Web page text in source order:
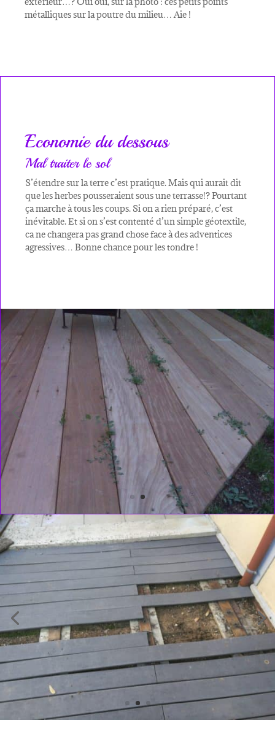
métalliques sur la poutre du milieu… Aie !
Economie du dessous
Mal traiter le sol
S’étendre sur la terre c’est pratique. Mais qui aurait dit
que les herbes pousseraient sous une terrasse!? Pourtant
ça marche à tous les coups. Si on a rien préparé, c’est
inévitable. Et si on s’est contenté d’un simple géotextile,
ca ne changera pas grand chose face à des adventices
agressives… Bonne chance pour les tondre !